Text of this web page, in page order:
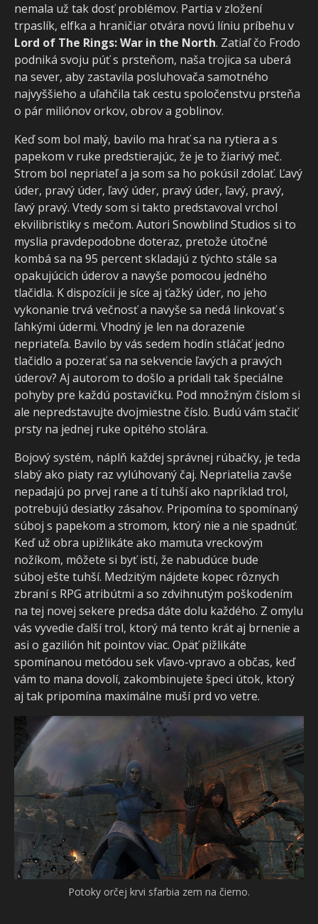
nemala už tak dosť problémov. Partia v zložení
trpaslík, elfka a hraničiar otvára novú líniu príbehu v
Lord of The Rings: War in the North. Zatiaľ čo Frodo
podniká svoju púť s prsteňom, naša trojica sa uberá
na sever, aby zastavila posluhovača samotného
najvyššieho a uľahčila tak cestu spoločenstvu prsteňa
o pár miliónov orkov, obrov a goblinov.
Keď som bol malý, bavilo ma hrať sa na rytiera a s
papekom v ruke predstierajúc, že je to žiarivý meč.
Strom bol nepriateľ a ja som sa ho pokúsil zdolať. Ľavý
úder, pravý úder, ľavý úder, pravý úder, ľavý, pravý,
ľavý pravý. Vtedy som si takto predstavoval vrchol
ekvilibristiky s mečom. Autori Snowblind Studios si to
myslia pravdepodobne doteraz, pretože útočné
kombá sa na 95 percent skladajú z týchto stále sa
opakujúcich úderov a navyše pomocou jedného
tlačidla. K dispozícii je síce aj ťažký úder, no jeho
vykonanie trvá večnosť a navyše sa nedá linkovať s
ľahkými údermi. Vhodný je len na dorazenie
nepriateľa. Bavilo by vás sedem hodín stláčať jedno
tlačidlo a pozerať sa na sekvencie ľavých a pravých
úderov? Aj autorom to došlo a pridali tak špeciálne
pohyby pre každú postavičku. Pod množným číslom si
ale nepredstavujte dvojmiestne číslo. Budú vám stačiť
prsty na jednej ruke opitého stolára.
Bojový systém, náplň každej správnej rúbačky, je teda
slabý ako piaty raz vylúhovaný čaj. Nepriatelia zavše
nepadajú po prvej rane a tí tuhší ako napríklad trol,
potrebujú desiatky zásahov. Pripomína to spomínaný
súboj s papekom a stromom, ktorý nie a nie spadnúť.
Keď už obra upižlikáte ako mamuta vreckovým
nožíkom, môžete si byť istí, že nabudúce bude
súboj ešte tuhší. Medzitým nájdete kopec rôznych
zbraní s RPG atribútmi a so zdvihnutým poškodením
na tej novej sekere predsa dáte dolu každého. Z omylu
vás vyvedie ďalší trol, ktorý má tento krát aj brnenie a
asi o gazilión hit pointov viac. Opäť pižlikáte
spomínanou metódou sek vľavo-vpravo a občas, keď
vám to mana dovolí, zakombinujete špeci útok, ktorý
aj tak pripomína maximálne muší prd vo vetre.
Orol ako vzdušná podpora.